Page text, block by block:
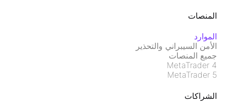
المنصات
الموارد
الأمن السيبراني والتحذير
جميع المنصات
MetaTrader 4
MetaTrader 5
الشراكات